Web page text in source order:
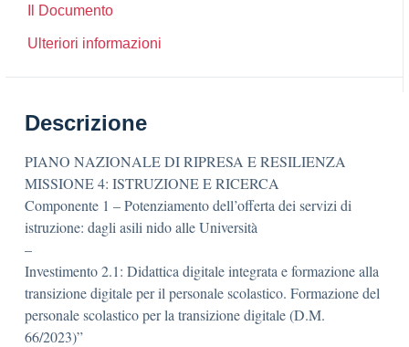
Il Documento
Ulteriori informazioni
Descrizione
PIANO NAZIONALE DI RIPRESA E RESILIENZA
MISSIONE 4: ISTRUZIONE E RICERCA
Componente 1 – Potenziamento dell’offerta dei servizi di
istruzione: dagli asili nido alle Università
–
Investimento 2.1: Didattica digitale integrata e formazione alla
transizione digitale per il personale scolastico. Formazione del
personale scolastico per la transizione digitale (D.M.
66/2023)”